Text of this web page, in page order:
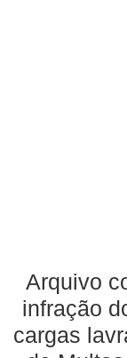
Arquivo
infração
cargas